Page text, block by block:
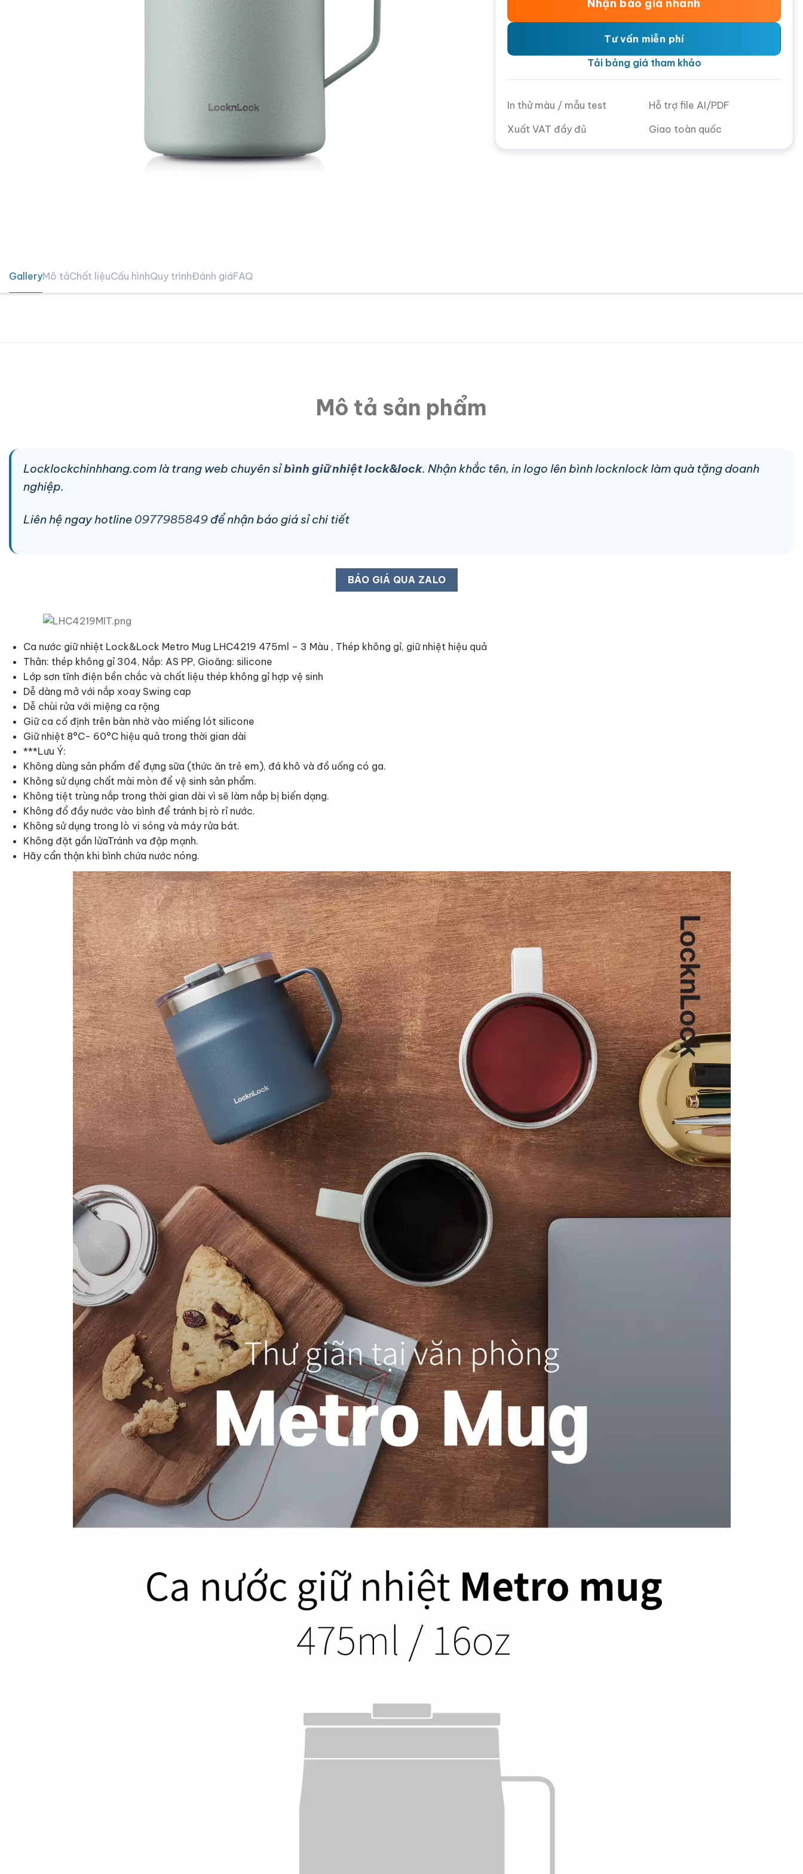
Nhận báo giá nhanh
Tư vấn miễn phí
Tải bảng giá tham khảo
In thử màu / mẫu test
Hỗ trợ file AI/PDF
Xuất VAT đầy đủ
Giao toàn quốc
GalleryMô tảChất liệuCấu hìnhQuy trìnhĐánh giáFAQ
Mô tả sản phẩm
Locklockchinhhang.com là trang web chuyên sỉbình giữ nhiệt lock&lock. Nhận khắc tên, in logo lên bình locknlock làm quà tặng doanh
nghiệp.
Liên hệ ngay hotline 0977985849 để nhận báo giá sỉ chi tiết
BÁO GIÁ QUA ZALO
Ca nước giữ nhiệt Lock&Lock Metro Mug LHC4219 475ml – 3 Màu , Thép không gỉ, giữ nhiệt hiệu quả
Thân: thép không gỉ 304, Nắp: AS PP, Gioăng: silicone
Lớp sơn tĩnh điện bền chắc và chất liệu thép không gỉ hợp vệ sinh
Dễ dàng mở với nắp xoay Swing cap
Dễ chùi rửa với miệng ca rộng
Giữ ca cố định trên bàn nhờ vào miếng lót silicone
Giữ nhiệt 8°C- 60°C hiệu quả trong thời gian dài
***Lưu Ý:
Không dùng sản phẩm để đựng sữa (thức ăn trẻ em), đá khô và đồ uống có ga.
Không sử dụng chất mài mòn để vệ sinh sản phẩm.
Không tiệt trùng nắp trong thời gian dài vì sẽ làm nắp bị biến dạng.
Không đổ đầy nước vào bình để tránh bị rò rỉ nước.
Không sử dụng trong lò vi sóng và máy rửa bát.
Không đặt gần lửaTránh va đập mạnh.
Hãy cẩn thận khi bình chứa nước nóng.